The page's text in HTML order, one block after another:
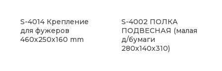
S-4014 Крепление
для фужеров
460х250х160 mm
S-4002 ПОЛКА
ПОДВЕСНАЯ (малая
д/бумаги
280х140х310)